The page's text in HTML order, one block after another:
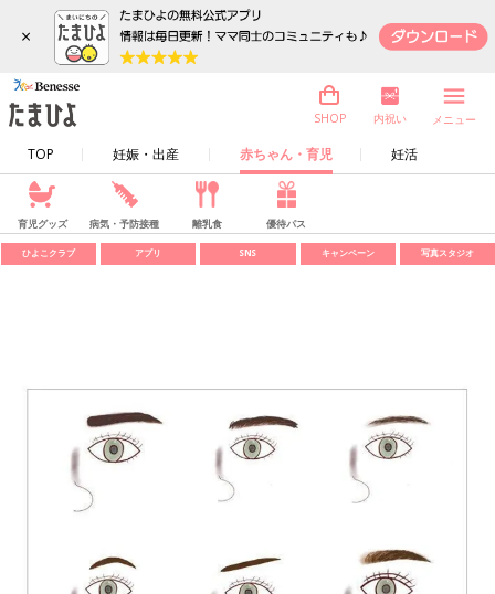
×
TOP 妊娠・出産 赤ちゃん・育児 妊活
SHOP 内祝い メニュー
育児グッズ 病気・予防接種 離乳食 優待パス
ひよこクラブ アプリ SNS キャンペーン 写真スタジオ